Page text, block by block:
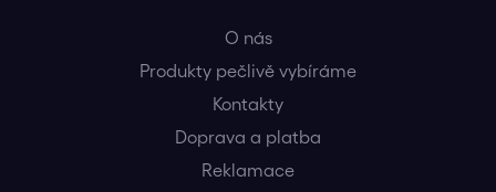
O nás
Produkty pečlivě vybíráme
Kontakty
Doprava a platba
Reklamace